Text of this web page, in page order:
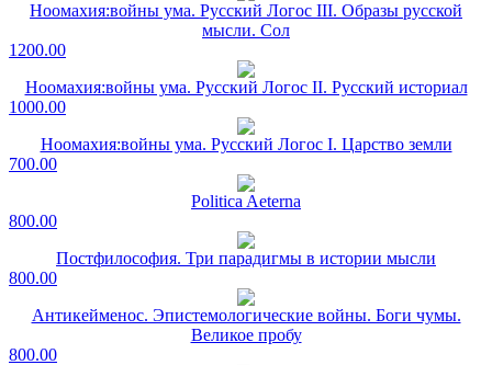
Ноомахия:войны ума. Русский Логос III. Образы русской
мысли. Сол
1200.00
Ноомахия:войны ума. Русский Логос II. Русский историал
1000.00
Ноомахия:войны ума. Русский Логос I. Царство земли
700.00
Politica Aeterna
800.00
Постфилософия. Три парадигмы в истории мысли
800.00
Антикейменос. Эпистемологические войны. Боги чумы.
Великое пробу
800.00